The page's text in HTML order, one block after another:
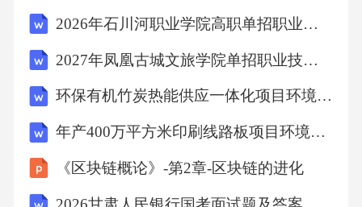
建构筑物工程684684463463221221填坑利用②
给排水工程3233232582586565填坑利用③电气
工程2102104242填坑利用④场平工程⑤绿化工
程977889328328部。全县地形北高南低，海拔
落差较大，境内最高海拔5820m，最低海拔2670
m，境内大地构造部位上，鲜水河流域位于巴颜
2026年石川河职业学院高职单招职业技能考试题库含答案详解（综合题）
2027年凤凰古城文旅学院单招职业技能考试题库及参考答案详解（能力提升）
环保有机竹炭热能供应一体化项目环境影响报告书
年产400万平方米印刷线路板项目环境影响报告表
《区块链概论》-第2章-区块链的进化